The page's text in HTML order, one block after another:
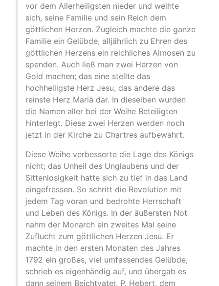
vor dem Allerheiligsten nieder und weihte
sich, seine Familie und sein Reich dem
göttlichen Herzen. Zugleich machte die ganze
Familie ein Gelübde, alljährlich zu Ehren des
göttlichen Herzens ein reichliches Almosen zu
spenden. Auch ließ man zwei Herzen von
Gold machen; das eine stellte das
hochheiligste Herz Jesu, das andere das
reinste Herz Mariä dar. In dieselben wurden
die Namen aller bei der Weihe Beteiligten
hinterlegt. Diese zwei Herzen werden noch
jetzt in der Kirche zu Chartres aufbewahrt.
Diese Weihe verbesserte die Lage des Königs
nicht; das Unheil des Unglaubens und der
Sittenlosigkeit hatte sich zu tief in das Land
eingefressen. So schritt die Revolution mit
jedem Tag voran und bedrohte Herrschaft
und Leben des Königs. In der äußersten Not
nahm der Monarch ein zweites Mal seine
Zuflucht zum göttlichen Herzen Jesu. Er
machte in den ersten Monaten des Jahres
1792 ein großes, viel umfassendes Gelübde,
schrieb es eigenhändig auf, und übergab es
dann seinem Beichtvater, P. Hebert, dem